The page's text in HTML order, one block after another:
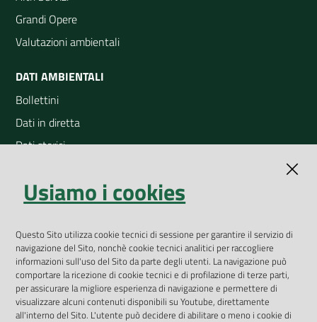
Grandi Opere
Valutazioni ambientali
DATI AMBIENTALI
Bollettini
Dati in diretta
Dati storici
Open Data
App Arpav
Rapporti regionali annuali
Le Infografiche
Dispenser dati
Usiamo i cookies
Questo Sito utilizza cookie tecnici di sessione per garantire il servizio di
navigazione del Sito, nonchè cookie tecnici analitici per raccogliere
informazioni sull'uso del Sito da parte degli utenti. La navigazione può
comportare la ricezione di cookie tecnici e di profilazione di terze parti,
per assicurare la migliore esperienza di navigazione e permettere di
visualizzare alcuni contenuti disponibili su Youtube, direttamente
all'interno del Sito. L'utente può decidere di abilitare o meno i cookie di